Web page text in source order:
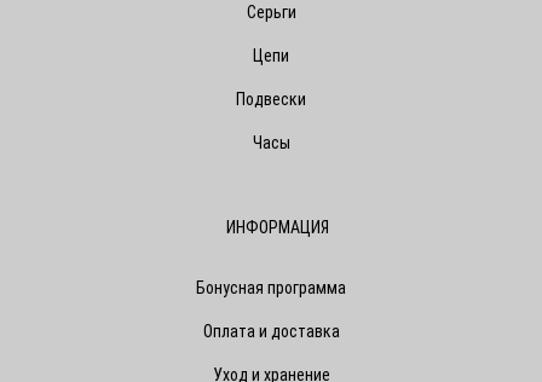
Серьги
Цепи
Подвески
Часы
ИНФОРМАЦИЯ
Бонусная программа
Оплата и доставка
Уход и хранение